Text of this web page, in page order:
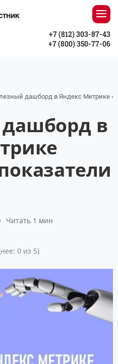
+7 (812) 303-87-43
+7 (800) 350-77-06
дашборд в Яндекс Метрике
в
Читать 1 мин
0 из 5)